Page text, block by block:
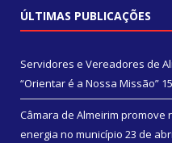
ÚLTIMAS PUBLICAÇÕES
Servidores e Vereadores de
“Orientar é a Nossa Missão”
Câmara de Almeirim
energia no município 23 de